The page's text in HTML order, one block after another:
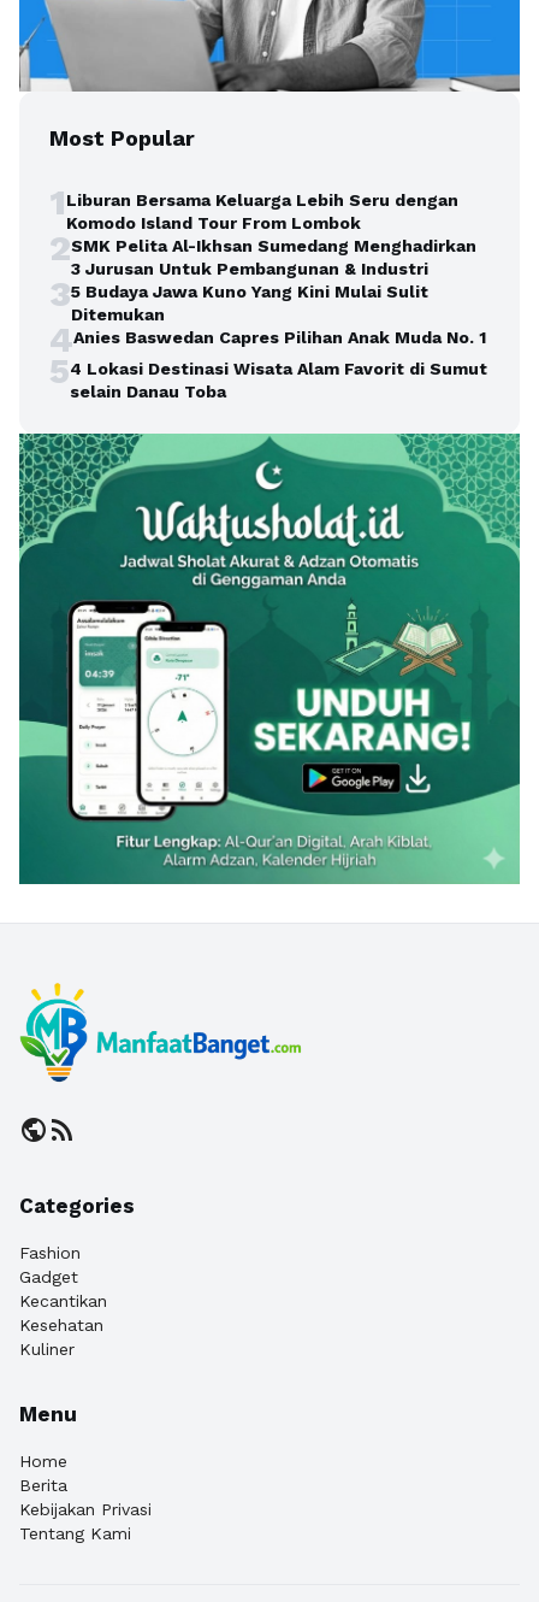
Most Popular
1Liburan Bersama Keluarga Lebih Seru dengan
Komodo Island Tour From Lombok
2SMK Pelita Al-Ikhsan Sumedang Menghadirkan
3 Jurusan Untuk Pembangunan & Industri
35 Budaya Jawa Kuno Yang Kini Mulai Sulit
Ditemukan
4Anies Baswedan Capres Pilihan Anak Muda No. 1
54 Lokasi Destinasi Wisata Alam Favorit di Sumut
selain Danau Toba
publicrss_feed
Categories
Fashion
Gadget
Kecantikan
Kesehatan
Kuliner
Menu
Home
Berita
Kebijakan Privasi
Tentang Kami